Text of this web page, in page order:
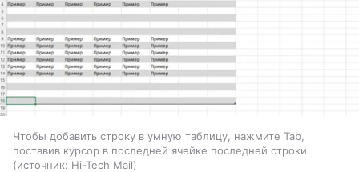
Чтобы добавить строку в умную таблицу, нажмите Tab,
поставив курсор в последней ячейке последней строки
источник: Hi-Tech Mail